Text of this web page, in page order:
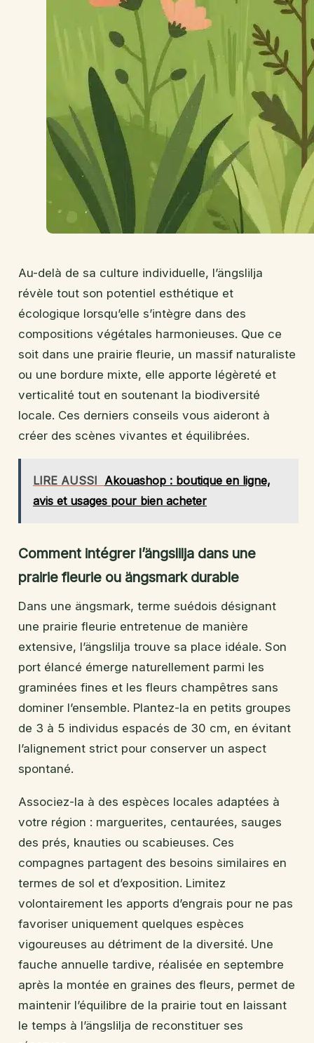
Au-delà de sa culture individuelle, l’ängslilja
révèle tout son potentiel esthétique et
écologique lorsqu’elle s’intègre dans des
compositions végétales harmonieuses. Que ce
soit dans une prairie fleurie, un massif naturaliste
ou une bordure mixte, elle apporte légèreté et
verticalité tout en soutenant la biodiversité
locale. Ces derniers conseils vous aideront à
créer des scènes vivantes et équilibrées.
LIRE AUSSI Akouashop : boutique en ligne,
avis et usages pour bien acheter
Comment intégrer l’ängslilja dans une
prairie fleurie ou ängsmark durable
Dans une ängsmark, terme suédois désignant
une prairie fleurie entretenue de manière
extensive, l’ängslilja trouve sa place idéale. Son
port élancé émerge naturellement parmi les
graminées fines et les fleurs champêtres sans
dominer l’ensemble. Plantez-la en petits groupes
de 3 à 5 individus espacés de 30 cm, en évitant
l’alignement strict pour conserver un aspect
spontané.
Associez-la à des espèces locales adaptées à
votre région : marguerites, centaurées, sauges
des prés, knauties ou scabieuses. Ces
compagnes partagent des besoins similaires en
termes de sol et d’exposition. Limitez
volontairement les apports d’engrais pour ne pas
favoriser uniquement quelques espèces
vigoureuses au détriment de la diversité. Une
fauche annuelle tardive, réalisée en septembre
après la montée en graines des fleurs, permet de
maintenir l’équilibre de la prairie tout en laissant
le temps à l’ängslilja de reconstituer ses